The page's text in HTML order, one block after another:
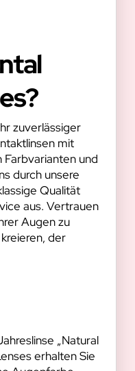
zuverlässiger
mit
und
durch unsere
Qualität
aus. Vertrauen
Augen zu
der
„Natural
erhalten Sie